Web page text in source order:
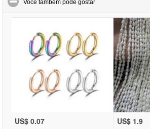
Você também pode gostar
US$ 0.07 US$ 1.9